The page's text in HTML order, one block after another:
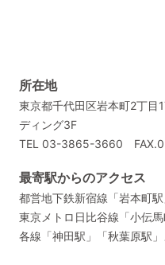
所在地
東京都千代田区岩本町2丁目
ディング3F
TEL 03-3865-3660
最寄駅からのアクセス
都営地下鉄新宿線「岩本町
東京メトロ日比谷線「小伝
各線「神田駅」「秋葉原駅